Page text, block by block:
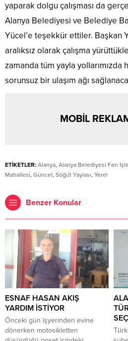
yaparak dolgu çalışması da
Alanya Belediyesi ve Belediye
Yücel’e teşekkür ettiler. Başkan
aralıksız olarak çalışma
zamanda tüm yayla yollarımızda
sorunsuz bir ulaşım ağı
MOBİL
ETİKETLER: Alanya, Alanya Belediyesi Fen
Mahallesi, Güncel, Söğüt Yaylası, Yerel
Benzer Konular
ESNAF HASAN AKIŞ
YARDIM İSTİYOR
Önceki gün işyerinden evine
dönerken motosikletten